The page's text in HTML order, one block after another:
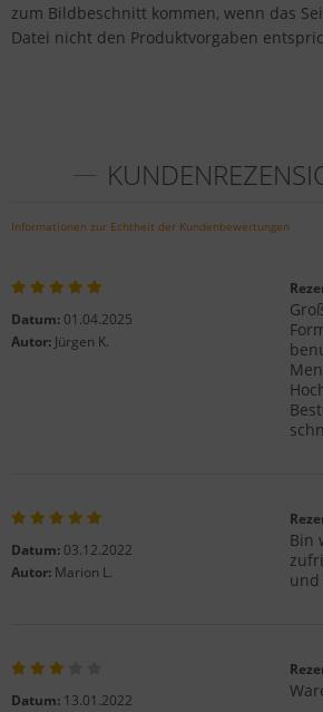
zum Bildbeschnitt kommen, wenn das
Datei nicht den Produktvorgaben
Informationen zur Echtheit der Kundenbewertungen
Datum: 01.04.2025
Autor: Jürgen K.
Datum: 03.12.2022
Autor: Marion L.
Bin
und
Datum: 13.01.2022